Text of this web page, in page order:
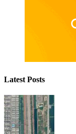
Latest Posts